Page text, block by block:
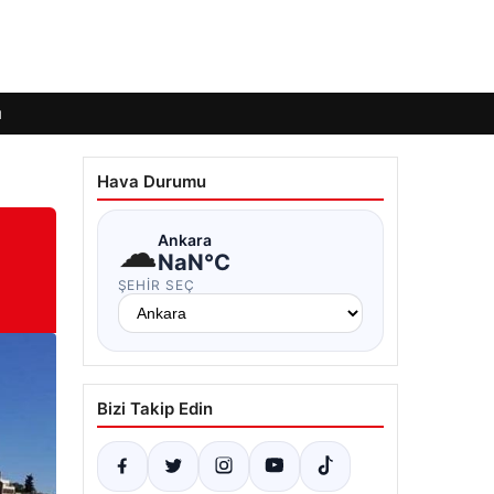
Hava Durumu
☁Ankara
NaN°C
ŞEHIR SEÇ
Bizi Takip Edin